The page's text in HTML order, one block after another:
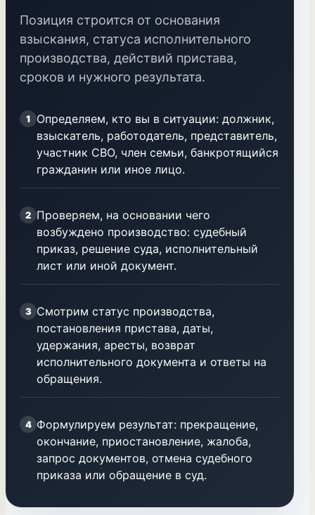
Позиция строится от основания
взыскания, статуса исполнительного
производства, действий пристава,
сроков и нужного результата.
1
Определяем, кто вы в ситуации: должник,
взыскатель, работодатель, представитель,
участник СВО, член семьи, банкротящийся
гражданин или иное лицо.
2 Проверяем, на основании чего
возбуждено производство: судебный
приказ, решение суда, исполнительный
лист или иной документ.
3 Смотрим статус производства,
постановления пристава, даты,
удержания, аресты, возврат
исполнительного документа и ответы на
обращения.
4 Формулируем результат: прекращение,
окончание, приостановление, жалоба,
запрос документов, отмена судебного
приказа или обращение в суд.